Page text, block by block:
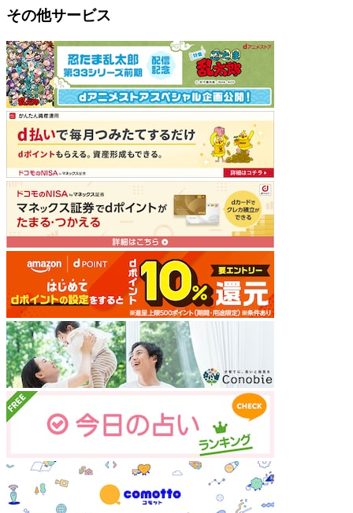
その他サービス